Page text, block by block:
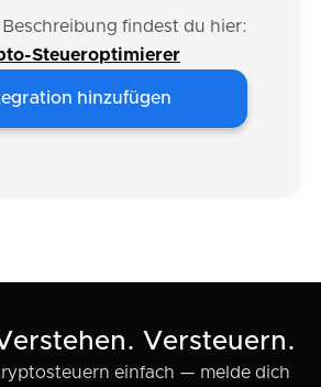
Beschreibung findest du hier:
Steueroptimierer
hinzufügen
Versteuern.
einfach — melde dich